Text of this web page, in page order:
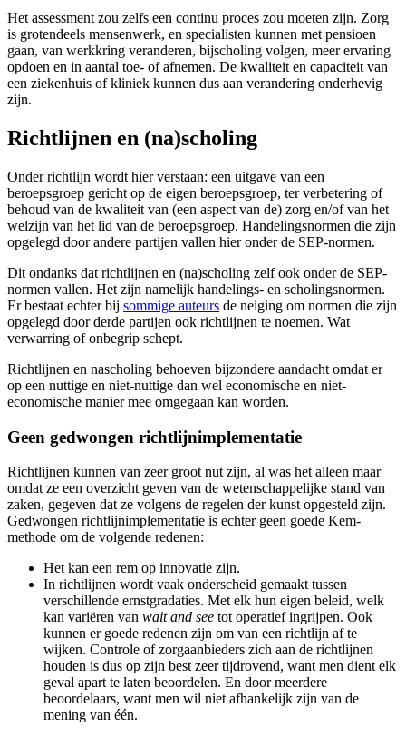
Het assessment zou zelfs een continu proces zou moeten zijn. Zorg
is grotendeels mensenwerk, en specialisten kunnen met pensioen
gaan, van werkkring veranderen, bijscholing volgen, meer ervaring
opdoen en in aantal toe- of afnemen. De kwaliteit en capaciteit van
een ziekenhuis of kliniek kunnen dus aan verandering onderhevig
zijn.
Richtlijnen en (na)scholing
Onder richtlijn wordt hier verstaan: een uitgave van een
beroepsgroep gericht op de eigen beroepsgroep, ter verbetering of
behoud van de kwaliteit van (een aspect van de) zorg en/of van het
welzijn van het lid van de beroepsgroep. Handelingsnormen die zijn
opgelegd door andere partijen vallen hier onder de SEP-normen.
Dit ondanks dat richtlijnen en (na)scholing zelf ook onder de SEP-
normen vallen. Het zijn namelijk handelings- en scholingsnormen.
Er bestaat echter bij sommige auteurs de neiging om normen die zijn
opgelegd door derde partijen ook richtlijnen te noemen. Wat
verwarring of onbegrip schept.
Richtlijnen en nascholing behoeven bijzondere aandacht omdat er
op een nuttige en niet-nuttige dan wel economische en niet-
economische manier mee omgegaan kan worden.
Geen gedwongen richtlijnimplementatie
Richtlijnen kunnen van zeer groot nut zijn, al was het alleen maar
omdat ze een overzicht geven van de wetenschappelijke stand van
zaken, gegeven dat ze volgens de regelen der kunst opgesteld zijn.
Gedwongen richtlijnimplementatie is echter geen goede Kem-
methode om de volgende redenen:
Het kan een rem op innovatie zijn.
In richtlijnen wordt vaak onderscheid gemaakt tussen
verschillende ernstgradaties. Met elk hun eigen beleid, welk
kan variëren van wait and see tot operatief ingrijpen. Ook
kunnen er goede redenen zijn om van een richtlijn af te
wijken. Controle of zorgaanbieders zich aan de richtlijnen
houden is dus op zijn best zeer tijdrovend, want men dient elk
geval apart te laten beoordelen. En door meerdere
beoordelaars, want men wil niet afhankelijk zijn van de
mening van één.